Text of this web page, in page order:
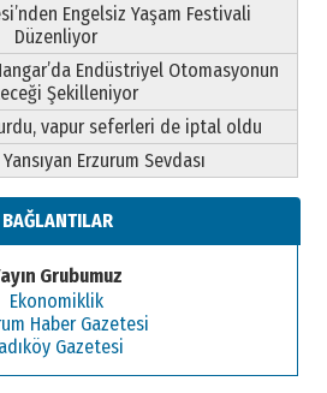
Engelsiz Yaşam Festivali
Düzenliyor
Endüstriyel Otomasyonun
Şekilleniyor
vapur seferleri de iptal oldu
Erzurum Sevdası
BAĞLANTILAR
Grubumuz
Ekonomiklik
Haber Gazetesi
Gazetesi